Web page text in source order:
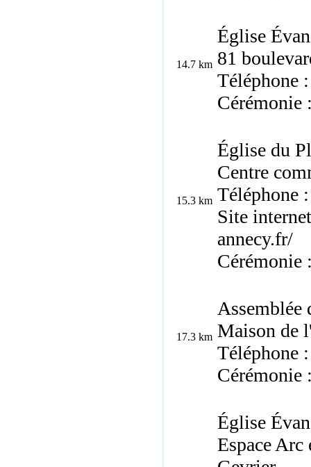
14.7 km
Église
81
Téléphone
Cérémonie
15.3 km
Église du
Centre
Téléphone
Site
annecy.fr/
Cérémonie
17.3 km
Assemblée
Maison de
Téléphone
Cérémonie
Église
Espace